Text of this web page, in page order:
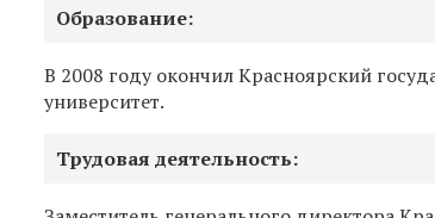
Образование:
В 2008 году окончил Красноярский
университет.
Трудовая деятельность: